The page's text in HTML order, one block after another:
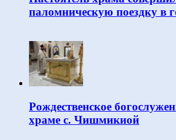
паломническую поездку в
Рождественское
храме с. Чишмикиой